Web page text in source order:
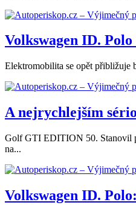
Volkswagen ID.
Elektromobilita se opět přibližuje
A nejrychlejším
Golf GTI EDITION 50. Stanovil
na...
Volkswagen ID.